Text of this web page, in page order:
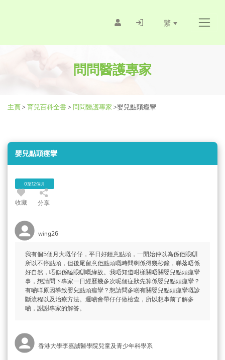
繁
問問醫護專家
主頁> 育兒百科全書> 問問醫護專家 >嬰兒點頭痙攣
嬰兒點頭痙攣
0至12個月
收藏 分享
wing26
我有個5個月大嘅仔仔，平日好鍾意點頭，一開始仲以為係佢眼瞓
所以不停點頭，但後尾留意佢點頭嘅時間剩係得幾秒鐘，睇落唔係
好自然，唔似係瞌眼瞓嘅緣故。我唔知道咁樣關唔關嬰兒點頭痙攣
事，想請問下專家一日經歷幾多次呢個症狀先算係嬰兒點頭痙攣？
有啲咩原因導致嬰兒點頭痙攣？想請問多啲有關嬰兒點頭痙攣嘅診
斷流程以及治療方法。遲啲會帶仔仔做檢查，所以想事前了解多
啲，謝謝專家的解答。
香港大學李嘉誠醫學院兒童及青少年科學系